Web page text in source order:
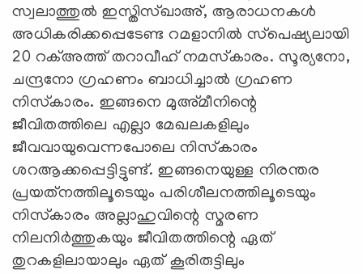
സ്വലാത്തുല്‍ ഇസ്തിസ്ഖാഅ്, ആരാധനകള്‍
അധികരിക്കപ്പെടേണ്ട റമളാനില്‍ സ്‌പെഷ്യലായി
20 റക്അത്ത് തറാവീഹ് നമസ്‌കാരം. സൂര്യനോ,
ചന്ദ്രനോ ഗ്രഹണം ബാധിച്ചാല്‍ ഗ്രഹണ
നിസ്‌കാരം. ഇങ്ങനെ മുഅ്മീനിന്റെ
ജീവിതത്തിലെ എല്ലാ മേഖലകളിലും
ജീവവായുവെന്നപോലെ നിസ്‌കാരം
ശറആക്കപ്പെട്ടിട്ടുണ്ട്. ഇങ്ങനെയുള്ള നിരന്തര
പ്രയത്‌നത്തിലൂടെയും പരിശീലനത്തിലൂടെയും
നിസ്‌കാരം അല്ലാഹുവിന്റെ സ്മരണ
നിലനിര്‍ത്തുകയും ജീവിതത്തിന്റെ ഏത്
തുറകളിലായാലും ഏത് കൂരിരുട്ടിലും